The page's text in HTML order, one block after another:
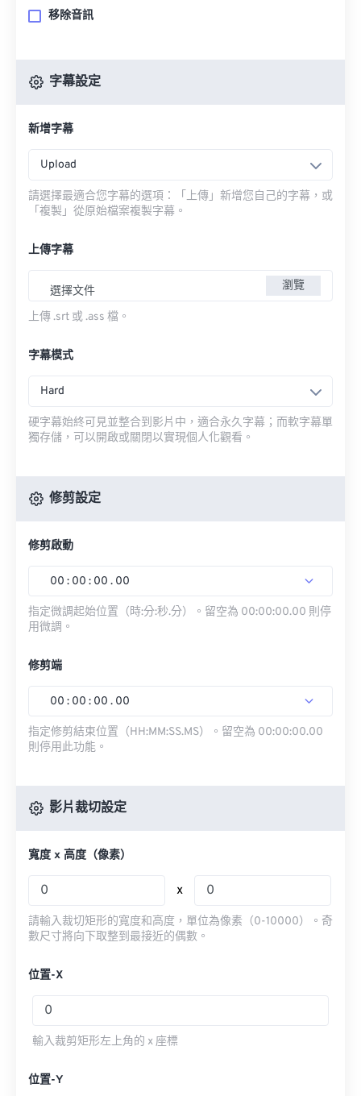
移除音訊
字幕設定
新增字幕
Upload
請選擇最適合您字幕的選項：「上傳」新增您自己的字幕，或
「複製」從原始檔案複製字幕。
上傳字幕
選擇文件 瀏覽
上傳 .srt 或 .ass 檔。
字幕模式
Hard
硬字幕始終可見並整合到影片中，適合永久字幕；而軟字幕單
獨存儲，可以開啟或關閉以實現個人化觀看。
修剪設定
修剪啟動
00 : 00 : 00 . 00
指定微調起始位置（時:分:秒.分）。留空為 00:00:00.00 則停
用微調。
修剪端
00 : 00 : 00 . 00
指定修剪結束位置（HH:MM:SS.MS）。留空為 00:00:00.00
則停用此功能。
影片裁切設定
寬度 x 高度（像素）
x
請輸入裁切矩形的寬度和高度，單位為像素（0-10000）。奇
數尺寸將向下取整到最接近的偶數。
位置-X
輸入裁剪矩形左上角的 x 座標
位置-Y